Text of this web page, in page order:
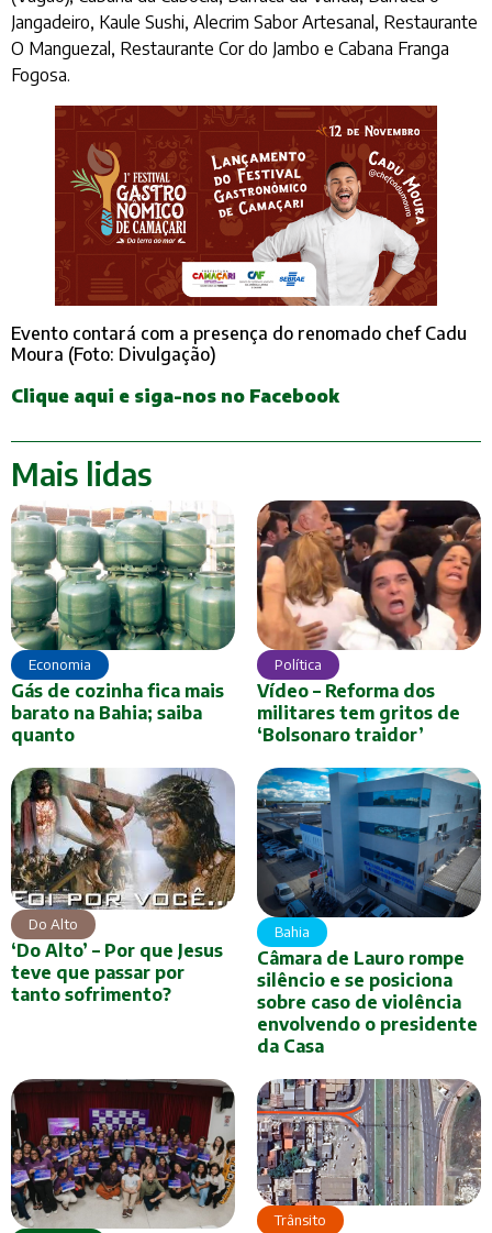
Jangadeiro, Kaule Sushi, Alecrim Sabor Artesanal, Restaurante
O Manguezal, Restaurante Cor do Jambo e Cabana Franga
Fogosa.
Evento contará com a presença do renomado chef Cadu
Moura (Foto: Divulgação)
Clique aqui e siga-nos no Facebook
Mais lidas
Economia
Gás de cozinha fica mais
barato na Bahia; saiba
quanto
Política
Vídeo – Reforma dos
militares tem gritos de
‘Bolsonaro traidor’
Do Alto
‘Do Alto’ – Por que Jesus
teve que passar por
tanto sofrimento?
Bahia
Câmara de Lauro rompe
silêncio e se posiciona
sobre caso de violência
envolvendo o presidente
da Casa
Trânsito